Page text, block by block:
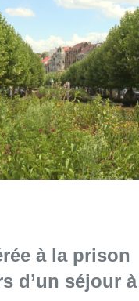
à la prison
d’un séjour à